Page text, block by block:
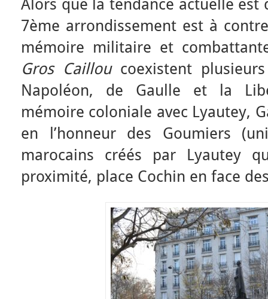
Alors que la tendance actuelle est
7ème arrondissement est à
mémoire militaire et
Gros Cailloucoexistent
Napoléon, de Gaulle et la
mémoire coloniale avec Lyautey,
en l’honneur des Goumiers
marocains créés par Lyautey
proximité, place Cochin en face